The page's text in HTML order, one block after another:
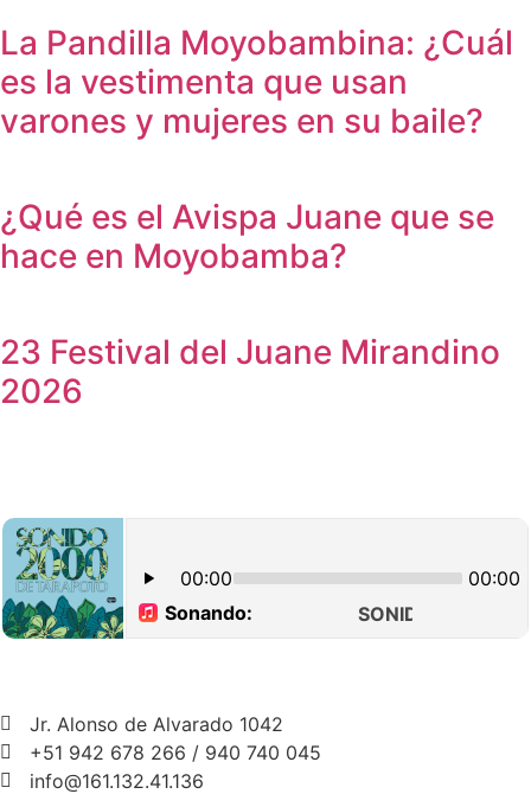
La Pandilla Moyobambina: ¿Cuál
es la vestimenta que usan
varones y mujeres en su baile?
¿Qué es el Avispa Juane que se
hace en Moyobamba?
23 Festival del Juane Mirandino
2026
Jr. Alonso de Alvarado 1042
+51 942 678 266 / 940 740 045
info@161.132.41.136